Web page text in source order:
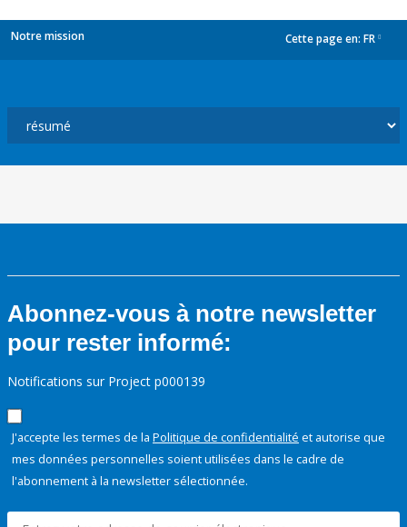
Notre mission Cette page en: FR
Abonnez-vous à notre newsletter
pour rester informé:
Notifications sur Project p000139
J'accepte les termes de la Politique de confidentialité et autorise que
mes données personnelles soient utilisées dans le cadre de
l'abonnement à la newsletter sélectionnée.